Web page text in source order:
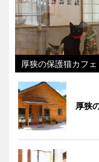
厚狭の保護猫カフ
厚狭